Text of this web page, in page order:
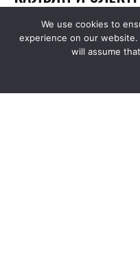
We use cookies to
experience on our
will assume